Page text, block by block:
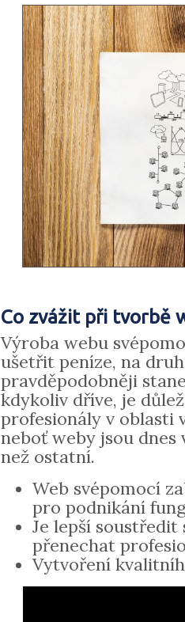
Co zvážit při tvorbě
Výroba webu
ušetřit peníze, na
pravděpodobněji
kdykoliv dříve, je
profesionály v oblasti
neboť weby jsou dnes
než ostatní.
Web svépomocí
pro podnikání
Je lepší soustředit
přenechat
Vytvoření